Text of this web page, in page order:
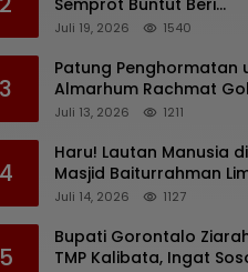
Semprot Buntut Beri
Pernyataan Soal Gaji CS
Nunggak
Juli 19, 2026 1540
3
Patung Penghormatan
Almarhum Rachmat
Digagas, Ini Tiga Lokasi
Juli 13, 2026 1211
4
Haru! Lautan Manusia di
Masjid Baiturrahman
Kirim Doa untuk
Juli 14, 2026 1127
5
Bupati Gorontalo
TMP Kalibata, Ingat